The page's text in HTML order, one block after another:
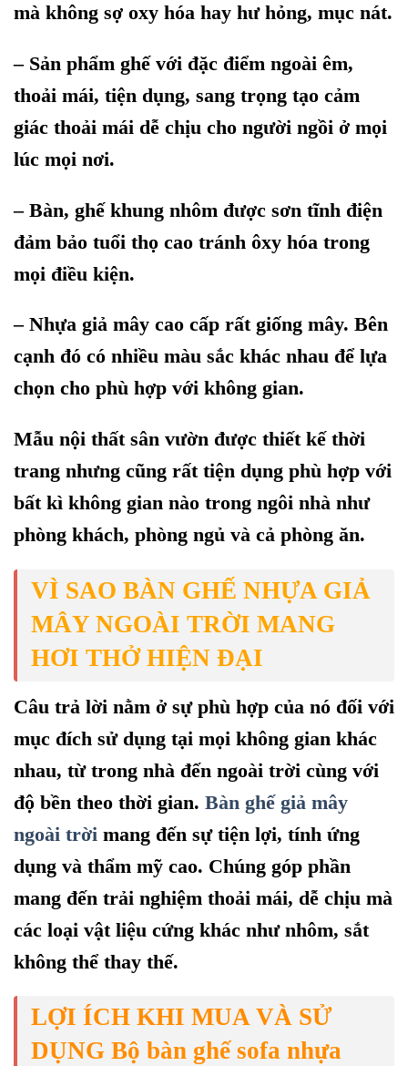
mà không sợ oxy hóa hay hư hỏng, mục nát.
– Sản phẩm ghế với đặc điểm ngoài êm,
thoải mái, tiện dụng, sang trọng tạo cảm
giác thoải mái dễ chịu cho người ngồi ở mọi
lúc mọi nơi.
– Bàn, ghế khung nhôm được sơn tĩnh điện
đảm bảo tuổi thọ cao tránh ôxy hóa trong
mọi điều kiện.
– Nhựa giả mây cao cấp rất giống mây. Bên
cạnh đó có nhiều màu sắc khác nhau để lựa
chọn cho phù hợp với không gian.
Mẫu nội thất sân vườn được thiết kế thời
trang nhưng cũng rất tiện dụng phù hợp với
bất kì không gian nào trong ngôi nhà như
phòng khách, phòng ngủ và cả phòng ăn.
VÌ SAO BÀN GHẾ NHỰA GIẢ
MÂY NGOÀI TRỜI MANG
HƠI THỞ HIỆN ĐẠI
Câu trả lời nằm ở sự phù hợp của nó đối với
mục đích sử dụng tại mọi không gian khác
nhau, từ trong nhà đến ngoài trời cùng với
độ bền theo thời gian. Bàn ghế giả mây
ngoài trời mang đến sự tiện lợi, tính ứng
dụng và thẩm mỹ cao. Chúng góp phần
mang đến trải nghiệm thoải mái, dễ chịu mà
các loại vật liệu cứng khác như nhôm, sắt
không thể thay thế.
LỢI ÍCH KHI MUA VÀ SỬ
DỤNG Bộ bàn ghế sofa nhựa